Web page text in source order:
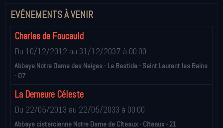
EVÉNEMENTS À VENIR
Charles de Foucauld
Du 10/12/2012 au 31/12/2037 à 00:00
Abbaye Notre Dame des Neiges - La Bastide - Saint Laurent les Bains
- 07
La Demeure Céleste
Du 22/05/2013 au 22/05/2033 à 00:00
Abbaye cistercienne Notre Dame de Cîteaux - Cîteaux - 21